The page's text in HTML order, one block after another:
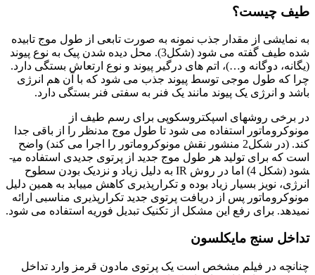
طیف چیست؟
به نمایشی از مقدار جذب نمونه به صورت تابعی از طول موج تابیده
شده طیف گفته می ­شود (شکل3). محل دیده شدن پیک به نوع پیوند
(یگانه، دوگانه و…)، اتم های درگیر پیوند و نوع ارتعاش بستگی دارد.
چرا که طول موجی توسط پیوند جذب می شود که با آن هم انرژی
باشد و انرژی یک پیوند مانند یک فنر به سفتی فنر بستگی دارد.
در برخی روش­های اسپکتروسکوپی برای رسم طیف از
مونوکروماتور استفاده می­ شود تا طول موج مدنظر را از باقی جدا
کند. (در شکل2 منشور نقش مونوکروماتور را اجرا می کند) واضح
است که برای تولید هر طول موج جدید از پرتوی جدیدی استفاده می­
شود (شکل 4) اما در روش IR به دلیل زیاد و نزدیک بودن سطوح
انرژی، نویز بسیار زیاد بوده و تکرارپذیری کاهش می­یابد به همین دلیل
مونوکروماتور پس از دریافت پرتوی جدید تکرارپذیری مناسبی ارائه
نمی­دهد. برای رفع این مشکل از تکنیک تبدیل فوریه استفاده می ­شود.
تداخل سنج مایکلسون
چنانچه در فیلم مشخص است یک پرتوی مادون قرمز وارد تداخل